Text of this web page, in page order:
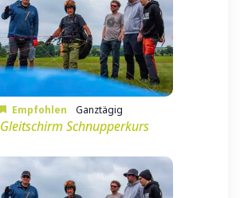
Gleitschirm Schnupperkurs
Empfohlen Ganztägig